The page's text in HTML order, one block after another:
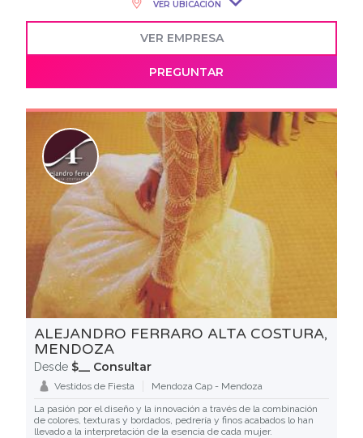
VER UBICACIÓN
VER EMPRESA
PREGUNTAR
ALEJANDRO FERRARO ALTA COSTURA,
MENDOZA
Desde $__ Consultar
Vestidos de Fiesta
Mendoza Cap - Mendoza
La pasión por el diseño y la innovación a través de la combinación
de colores, texturas y bordados, pedrería y finos acabados lo han
llevado a la interpretación de la esencia de cada mujer.